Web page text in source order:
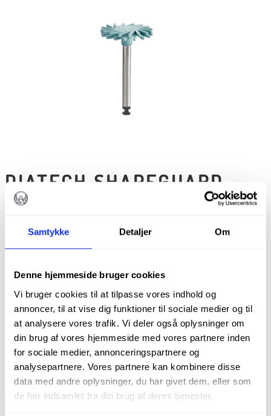
Samtykke Detaljer Om
Denne hjemmeside bruger cookies
Vi bruger cookies til at tilpasse vores indhold og
annoncer, til at vise dig funktioner til sociale medier og til
at analysere vores trafik. Vi deler også oplysninger om
din brug af vores hjemmeside med vores partnere inden
for sociale medier, annonceringspartnere og
analysepartnere. Vores partnere kan kombinere disse
data med andre oplysninger, du har givet dem, eller som
de har indsamlet fra din brug af deres tjenester.
DIATECH SHAPEGUARD
POLERER
STEP 2, STOR.
COMPOSHINE PLUS
kr.452,00
Diatech ShapeGuard Polisher.
Pakke m.5 stk.
På lager
Diatech